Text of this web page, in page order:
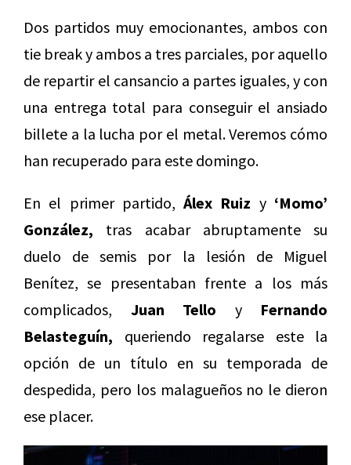
Dos partidos muy emocionantes, ambos con
tie break y ambos a tres parciales, por aquello
de repartir el cansancio a partes iguales, y con
una entrega total para conseguir el ansiado
billete a la lucha por el metal. Veremos cómo
han recuperado para este domingo.
En el primer partido,Álex Ruiz y ‘Momo’
González, tras acabar abruptamente su
duelo de semis por la lesión de Miguel
Benítez, se presentaban frente a los más
complicados, Juan Tello y Fernando
Belasteguín, queriendo regalarse este la
opción de un título en su temporada de
despedida, pero los malagueños no le dieron
ese placer.